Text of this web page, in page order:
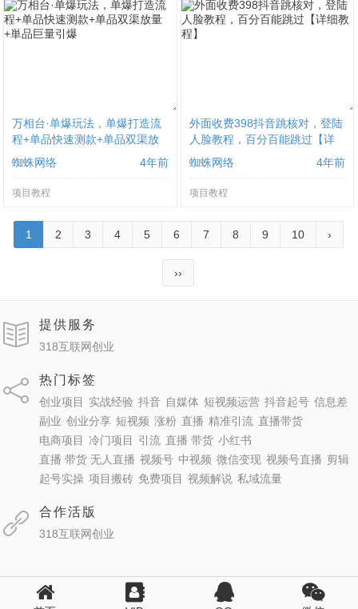
万相台·单爆玩法，单爆打造流
程+单品快速测款+单品双渠放
量+単品巨量引爆
蜘蛛网络 4年前
项目教程
外面收费398抖音跳核对，登陆
人脸教程，百分百能跳过【详
细教程】
蜘蛛网络 4年前
项目教程
1 2 3 4 5 6 7 8 9 10 ›
››
提供服务
318互联网创业
热门标签
创业项目 实战经验 抖音 自媒体 短视频运营 抖音起号 信息差
副业 创业分享 短视频 涨粉 直播 精准引流 直播带货
电商项目 冷门项目 引流 直播 带货 小红书
直播 带货 无人直播 视频号 中视频 微信变现 视频号直播 剪辑
起号实操 项目搬砖 免费项目 视频解说 私域流量
合作活版
318互联网创业
Copyright Your WebSite.Some Rights Reserved.
ICP备：鄂ICP备2021000435号-
鄂公网安备42900402000821